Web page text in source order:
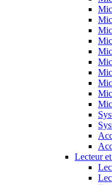
Lecteur